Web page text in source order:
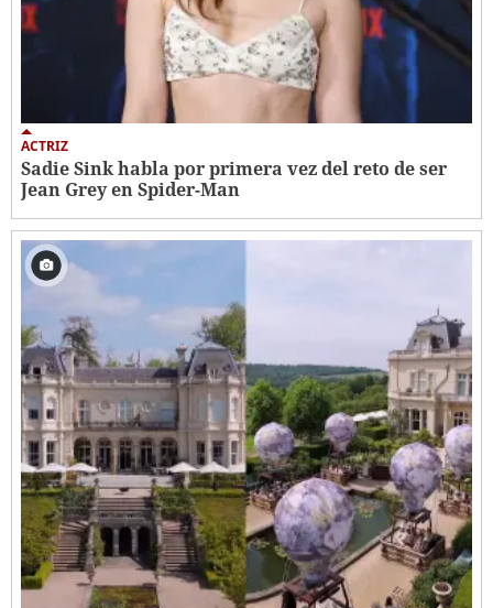
ACTRIZ
Sadie Sink habla por primera vez del reto de ser
Jean Grey en Spider-Man